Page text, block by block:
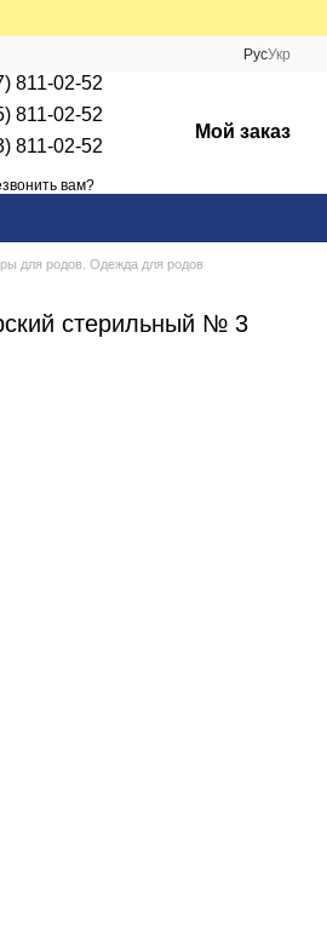
РусУкр
811-02-52
811-02-52
811-02-52
вам?
Мой заказ
для родов. Одежда для родов
стерильный № 3